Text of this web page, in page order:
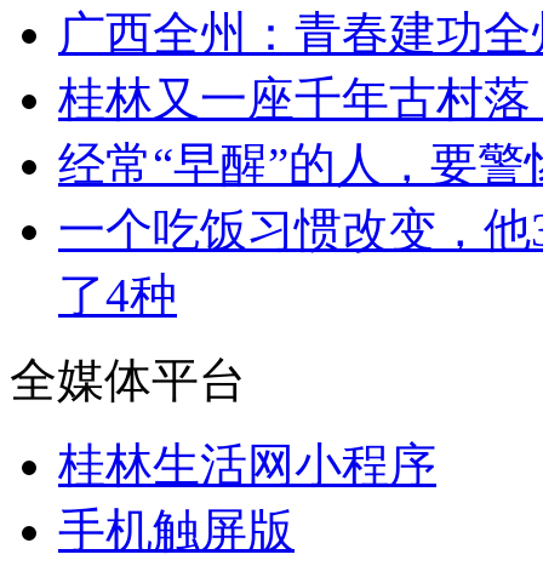
广西全州：青春建功
桂林又一座千年古村
经常“早醒”的人，要
一个吃饭习惯改变，
了4种
全媒体平台
桂林生活网小程序
手机触屏版